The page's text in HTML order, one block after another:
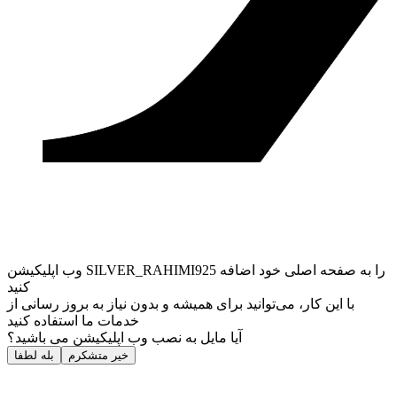
وب ‌اپلیکیشن SILVER_RAHIMI925 را به صفحه اصلی خود اضافه
کنید
با این کار، می‌توانید برای همیشه و بدون نیاز به بروز ‌رسانی از
خدمات ما استفاده کنید
آیا مایل به نصب وب اپلیکیشن می باشید؟
بله لطفا خیر متشکرم